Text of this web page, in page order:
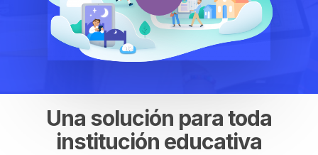
Una solución para toda
institución educativa